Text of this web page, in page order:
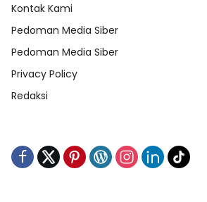
Kontak Kami
Pedoman Media Siber
Pedoman Media Siber
Privacy Policy
Redaksi